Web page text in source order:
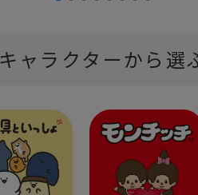
キャラクターから選